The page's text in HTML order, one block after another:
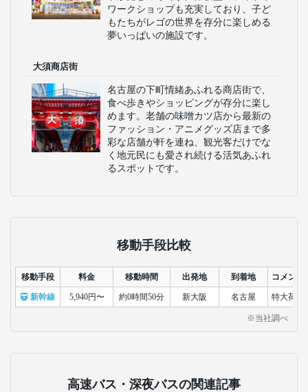
ワークショップも充実しており、子ど
もたちがレゴの世界を存分に楽しめる
夢いっぱいの施設です。
大須商店街
名古屋の下町情緒あふれる商店街で、
食べ歩きやショッピングが存分に楽し
めます。老舗の味噌カツ店から最新の
ファッション・アニメグッズ店まで多
彩な店舗が軒を連ね、観光客だけでな
く地元民にも愛され続ける活気あふれ
るスポットです。
移動手段比較
移動手段 料金 移動時間 出発地 到着地 コメント
新幹線 5,940円〜 約0時間50分 新大阪 名古屋 特大荷物
※当社調べ
高速バス・深夜バスの関連記事